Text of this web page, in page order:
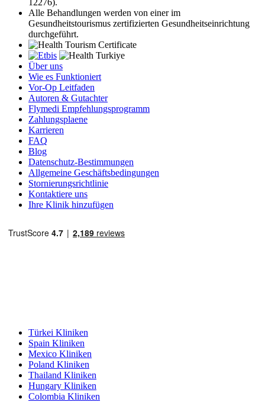
Alle Behandlungen werden von einer im
Gesundheitstourismus zertifizierten Gesundheitseinrichtung
durchgeführt.
Über uns
Wie es Funktioniert
Vor-Op Leitfaden
Autoren & Gutachter
Flymedi Empfehlungsprogramm
Zahlungsplaene
Karrieren
FAQ
Blog
Datenschutz-Bestimmungen
Allgemeine Geschäftsbedingungen
Stornierungsrichtlinie
Kontaktiere uns
Ihre Klinik hinzufügen
Türkei Kliniken
Spain Kliniken
Mexico Kliniken
Poland Kliniken
Thailand Kliniken
Hungary Kliniken
Colombia Kliniken